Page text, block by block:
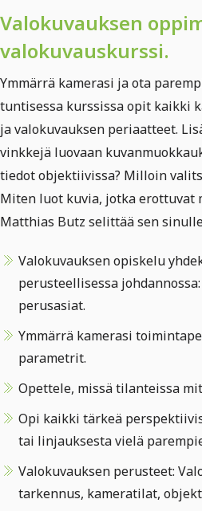
Valokuvauksen
valokuvauskurssi.
Ymmärrä kamerasi ja ota
tuntisessa kurssissa opit kaikki
ja valokuvauksen periaatteet.
vinkkejä luovaan
tiedot objektiivissa? Milloin
Miten luot kuvia, jotka erottuvat
Matthias Butz selittää sen
Valokuvauksen opiskelu
perusteellisessa
perusasiat.
Ymmärrä kamerasi
parametrit.
Opettele, missä tilanteissa
Opi kaikki tärkeä
tai linjauksesta vielä
Valokuvauksen perusteet:
tarkennus, kameratilat,